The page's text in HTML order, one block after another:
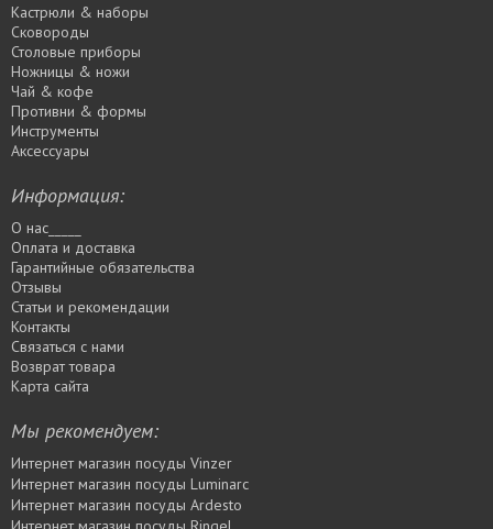
Кастрюли & наборы
Сковороды
Столовые приборы
Ножницы & ножи
Чай & кофе
Противни & формы
Инструменты
Аксессуары
Информация:
О нас_____
Оплата и доставка
Гарантийные обязательства
Отзывы
Статьи и рекомендации
Контакты
Связаться с нами
Возврат товара
Карта сайта
Мы рекомендуем:
Интернет магазин посуды Vinzer
Интернет магазин посуды Luminarc
Интернет магазин посуды Ardesto